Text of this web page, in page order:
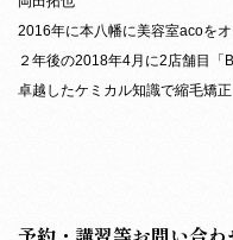
2016年に本八幡に美容室acoをオ
２年後の2018年4月に2店舗目「
卓越したケミカル知識で縮毛矯